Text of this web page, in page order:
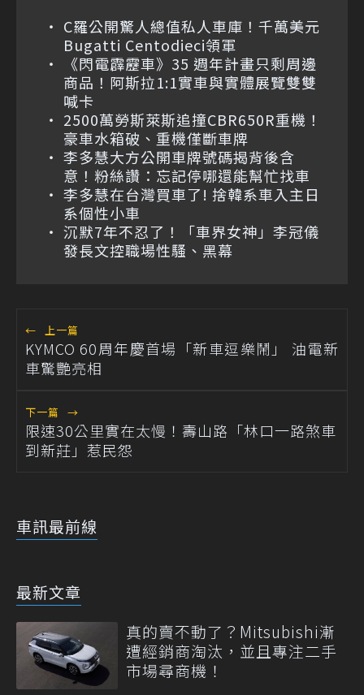
C羅公開驚人總值私人車庫！千萬美元
Bugatti Centodieci領軍
《閃電霹靂車》35 週年計畫只剩周邊
商品！阿斯拉1:1實車與實體展覽雙雙
喊卡
2500萬勞斯萊斯追撞CBR650R重機！
豪車水箱破、重機僅斷車牌
李多慧大方公開車牌號碼揭背後含
意！粉絲讚：忘記停哪還能幫忙找車
李多慧在台灣買車了! 捨韓系車入主日
系個性小車
沉默7年不忍了！「車界女神」李冠儀
發長文控職場性騷、黑幕
← 上一篇
KYMCO 60周年慶首場「新車逗樂鬧」 油電新
車驚艷亮相
下一篇 →
限速30公里實在太慢！壽山路「林口一路煞車
到新莊」惹民怨
車訊最前線
最新文章
真的賣不動了？Mitsubishi漸
遭經銷商淘汰，並且專注二手
市場尋商機！